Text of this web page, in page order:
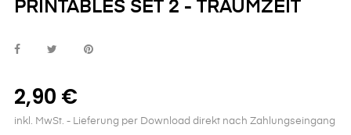
PRINTABLES SET 2 - TRAUMZEIT
2,90 €
inkl. MwSt. - Lieferung per Download direkt nach Zahlungseingang